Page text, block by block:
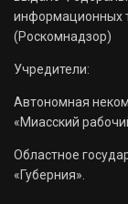
информационных
(Роскомнадзор)
Учредители:
Автономная
«Миасский
Областное
«Губерния».